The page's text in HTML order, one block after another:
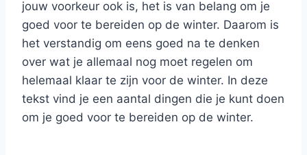
jouw voorkeur ook is, het is van belang om je
goed voor te bereiden op de winter. Daarom is
het verstandig om eens goed na te denken
over wat je allemaal nog moet regelen om
helemaal klaar te zijn voor de winter. In deze
tekst vind je een aantal dingen die je kunt doen
om je goed voor te bereiden op de winter.